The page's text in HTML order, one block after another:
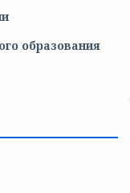
образования